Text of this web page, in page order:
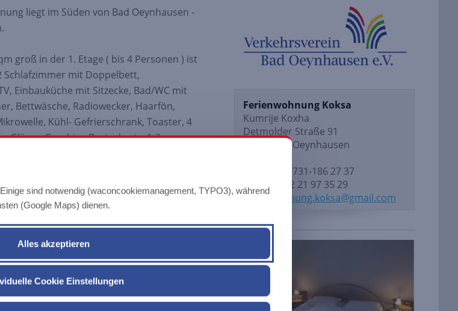
sind notwendig (waconcookiemanagement, TYPO3), während
(Google Maps) dienen.
Alles akzeptieren
Cookie Einstellungen
liegt im Süden von Bad Oeynhausen -
groß in der 1. Etage ( bis 4 Personen ) ist
Schlafzimmer mit Doppelbett,
Einbauküche mit Sitzecke, Bad/WC mit
Bettwäsche, Radiowecker, Haarfön,
Kühl- Gefrierschrank, Toaster, 4
Gläser, Geschirr, Besteck, etc. 1-2
Wäschewechsel 1 x wöchentlich,
Ferienwohnung Koksa
Kumrije Koxha
Detmolder Straße 91
32545 Bad Oeynhausen
Telefon: 05731-186 27 37
Mobil: 0152 21 97 35 29
ferienwohnung.koksa@gmail.com